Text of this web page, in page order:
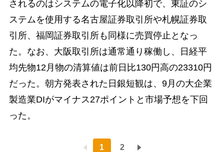
されるのはシステムの電子化以降初で、東証のシ
ステムを使用する名古屋証券取引所や札幌証券取
引所、福岡証券取引所も同様に売買停止となっ
た。なお、大阪取引所は通常通り稼働し、日経平
均先物12月物の清算値は前日比130円高の23310円
だった。朝方発表された日銀短観は、9月の大企業
製造業DIがマイナス27ポイントと市場予想を下回
った。
1 2